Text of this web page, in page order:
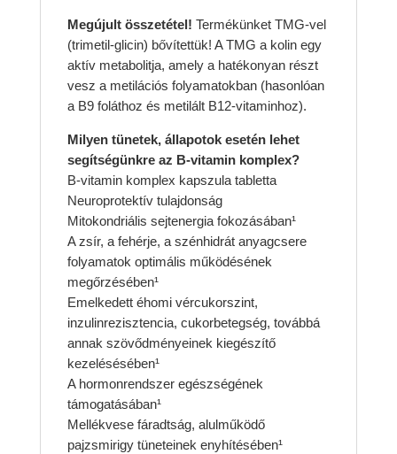
Megújult összetétel! Termékünket TMG-vel
(trimetil-glicin) bővítettük! A TMG a kolin egy
aktív metabolitja, amely a hatékonyan részt
vesz a metilációs folyamatokban (hasonlóan
a B9 foláthoz és metilált B12-vitaminhoz).
Milyen tünetek, állapotok esetén lehet
segítségünkre az B-vitamin komplex?
B-vitamin komplex kapszula tabletta
Neuroprotektív tulajdonság
Mitokondriális sejtenergia fokozásában¹
A zsír, a fehérje, a szénhidrát anyagcsere
folyamatok optimális működésének
megőrzésében¹
Emelkedett éhomi vércukorszint,
inzulinrezisztencia, cukorbetegség, továbbá
annak szövődményeinek kiegészítő
kezelésésében¹
A hormonrendszer egészségének
támogatásában¹
Mellékvese fáradtság, alulműködő
pajzsmirigy tüneteinek enyhítésében¹